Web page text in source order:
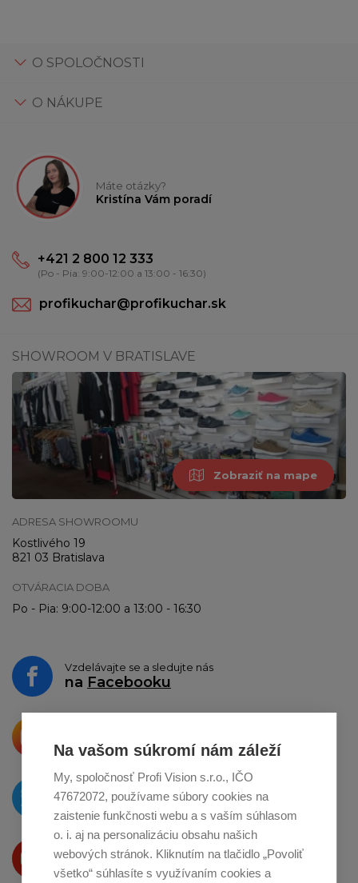
O SPOLOČNOSTI
O NÁKUPE
Máte otázky?
Kristína Vám poradí
+421 2 800 12 333
(Po - Pia: 9:00-12:00 a 13:00 - 16:30)
profikuchar@profikuchar.sk
SHOWROOM V BRATISLAVE
Zobraziť na mape
ADRESA SHOWROOMU
Kostlivého 19
821 03 Bratislava
OTVÁRACIA DOBA
Po - Pia: 9:00-12:00 a 13:00 - 16:30
Vzdelávajte se a sledujte nás
na Facebooku
o zdieľanie naInstagrame
O novinkách píšeme
naTwitteri
Produkty Vám predstavujeme
na Youtube
Na vašom súkromí nám záleží
My, spoločnosť Profi Vision s.r.o., IČO
47672072, používame súbory cookies na
zaistenie funkčnosti webu a s vaším súhlasom
o. i. aj na personalizáciu obsahu našich
webových stránok. Kliknutím na tlačidlo „Povoliť
všetko“ súhlasíte s využívaním cookies a